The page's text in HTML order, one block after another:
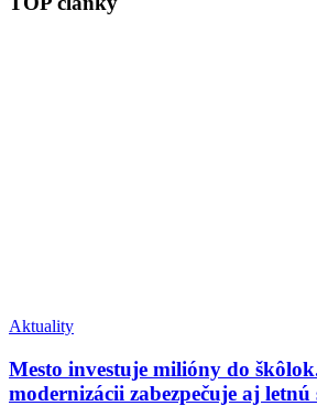
Aktuality
Mesto investuje milióny do
modernizácii zabezpečuje aj